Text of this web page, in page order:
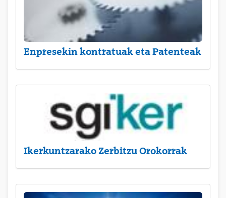
Enpresekin kontratuak eta Patenteak
Ikerkuntzarako Zerbitzu Orokorrak